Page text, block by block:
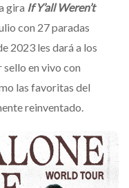
gira If Y’all Weren’t
con 27 paradas
2023 les dará a los
en vivo con
las favoritas del
reinventado.